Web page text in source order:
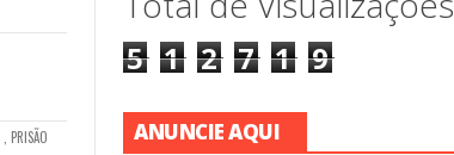
,PRISÃO
5 1 2 7 1 9
ANUNCIE AQUI